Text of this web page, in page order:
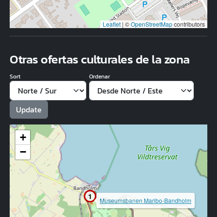
Leaflet | ©OpenStreetMapcontributors
Otras ofertas culturales de la zona
Sort Ordenar
1 Museumsbanen Maribo-Bandholm
+
−